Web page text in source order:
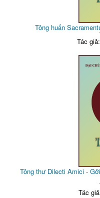
Tông huấn
Tác giả:
Tông thư Dilecti Amici -
Tác